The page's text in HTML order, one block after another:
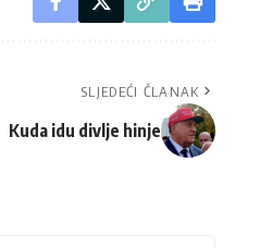
SLJEDEĆI ČLANAK
Kuda idu divlje hinje